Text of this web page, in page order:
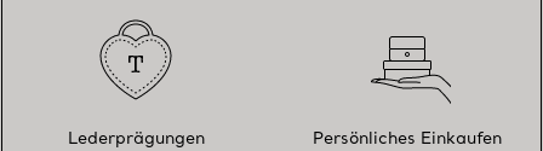
Lederprägungen Persönliches Einkaufen